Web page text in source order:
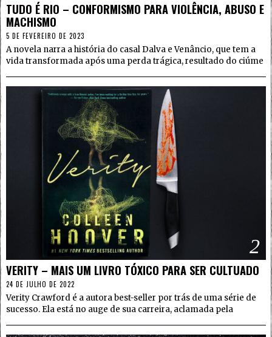
TUDO É RIO – CONFORMISMO PARA VIOLÊNCIA, ABUSO E
MACHISMO
5 DE FEVEREIRO DE 2023
A novela narra a história do casal Dalva e Venâncio, que tem a
vida transformada após uma perda trágica, resultado do ciúme
2
VERITY – MAIS UM LIVRO TÓXICO PARA SER CULTUADO
24 DE JULHO DE 2022
Verity Crawford é a autora best-seller por trás de uma série de
sucesso. Ela está no auge de sua carreira, aclamada pela